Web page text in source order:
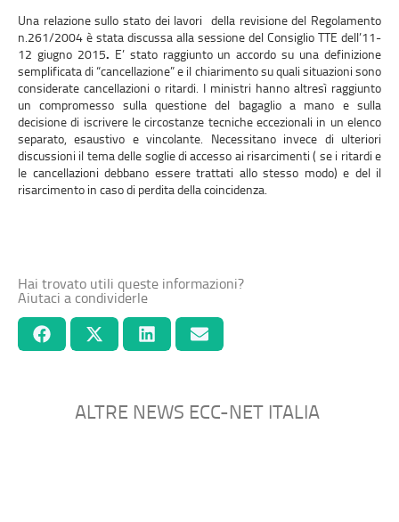
Una relazione sullo stato dei lavori della revisione del Regolamento
n.261/2004 è stata discussa alla sessione del Consiglio TTE dell’11-
12 giugno 2015. E’ stato raggiunto un accordo su una definizione
semplificata di “cancellazione” e il chiarimento su quali situazioni sono
considerate cancellazioni o ritardi. I ministri hanno altresì raggiunto
un compromesso sulla questione del bagaglio a mano e sulla
decisione di iscrivere le circostanze tecniche eccezionali in un elenco
separato, esaustivo e vincolante. Necessitano invece di ulteriori
discussioni il tema delle soglie di accesso ai risarcimenti ( se i ritardi e
le cancellazioni debbano essere trattati allo stesso modo) e del il
risarcimento in caso di perdita della coincidenza.
Hai trovato utili queste informazioni?
Aiutaci a condividerle
ALTRE NEWS ECC-NET ITALIA